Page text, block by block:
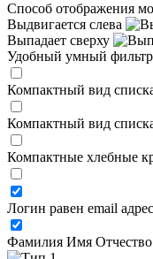
Способ отображения
Выдвигается слева
Выпадает сверху
Удобный умный фильтр
Компактный вид
Компактный вид
Компактные хлебные
Логин равен email
Фамилия Имя